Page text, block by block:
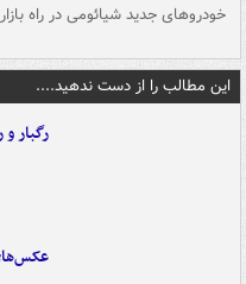
خودروهای جدید شیائومی در راه بازار
این مطالب را از دست ندهید....
رگبار